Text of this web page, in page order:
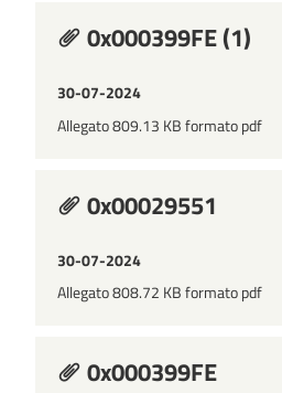
0x000399FE (1)
30-07-2024
Allegato 809.13 KB formato pdf
0x00029551
30-07-2024
Allegato 808.72 KB formato pdf
0x000399FE